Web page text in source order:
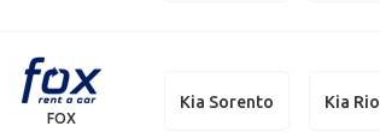
FOX
Kia Sorento Kia Rio